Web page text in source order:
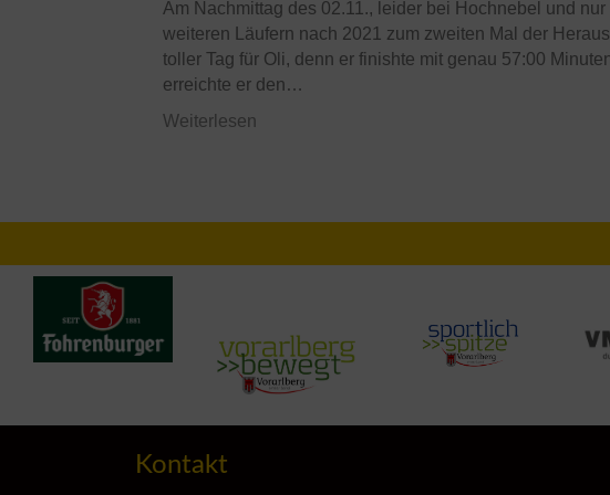
Am Nachmittag des 02.11., leider bei Hochnebel und
weiteren Läufern nach 2021 zum zweiten Mal der
toller Tag für Oli, denn er finishte mit genau 57:00
erreichte er den…
Weiterlesen
Kontakt